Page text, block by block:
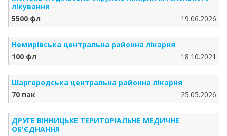
лікування
5500 фл
19.06.2026
Немирівська центральна районна лікарня
100 фл
18.10.2021
Шаргородська центральна районна лікарня
70 пак
25.05.2026
ДРУГЕ ВІННИЦЬКЕ ТЕРИТОРІАЛЬНЕ МЕДИЧНЕ
ОБ'ЄДНАННЯ